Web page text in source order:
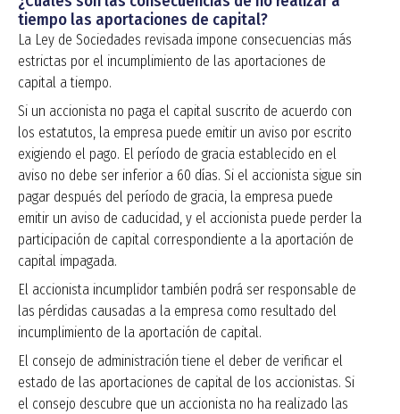
tiempo las aportaciones de capital?
La Ley de Sociedades revisada impone consecuencias más
estrictas por el incumplimiento de las aportaciones de
capital a tiempo.
Si un accionista no paga el capital suscrito de acuerdo con
los estatutos, la empresa puede emitir un aviso por escrito
exigiendo el pago. El período de gracia establecido en el
aviso no debe ser inferior a 60 días. Si el accionista sigue sin
pagar después del período de gracia, la empresa puede
emitir un aviso de caducidad, y el accionista puede perder la
participación de capital correspondiente a la aportación de
capital impagada.
El accionista incumplidor también podrá ser responsable de
las pérdidas causadas a la empresa como resultado del
incumplimiento de la aportación de capital.
El consejo de administración tiene el deber de verificar el
estado de las aportaciones de capital de los accionistas. Si
el consejo descubre que un accionista no ha realizado las